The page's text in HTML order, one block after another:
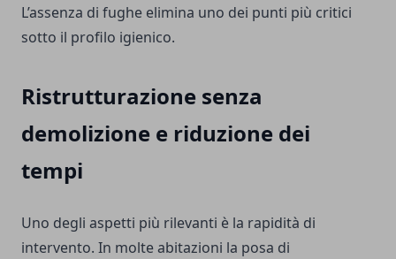
L’assenza di fughe elimina uno dei punti più critici
sotto il profilo igienico.
Ristrutturazione senza
demolizione e riduzione dei
tempi
Uno degli aspetti più rilevanti è la rapidità di
intervento. In molte abitazioni la posa di